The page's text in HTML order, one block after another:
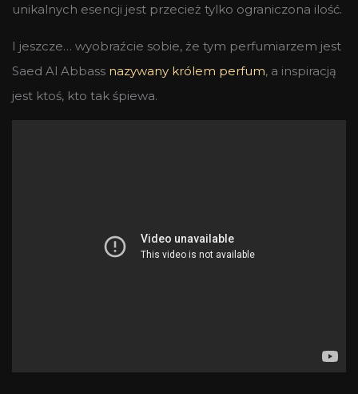
unikalnych esencji jest przecież tylko ograniczona ilość.
I jeszcze… wyobraźcie sobie, że tym perfumiarzem jest
Saed Al Abbass nazywany królem perfum, a inspiracją
jest ktoś, kto tak śpiewa.